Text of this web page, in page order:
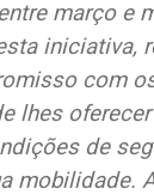
março e
iniciativa,
com
lhes
de
mobilidade.